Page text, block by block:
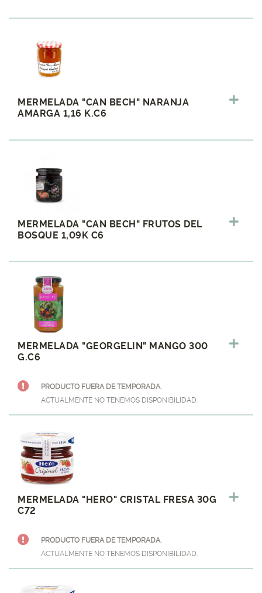
MERMELADA "CAN BECH" NARANJA
AMARGA 1,16 K.C6
MERMELADA "CAN BECH" FRUTOS DEL
BOSQUE 1,09K C6
MERMELADA "GEORGELIN" MANGO 300
G.C6
PRODUCTO FUERA DE TEMPORADA.
ACTUALMENTE NO TENEMOS DISPONIBILIDAD.
MERMELADA "HERO" CRISTAL FRESA 30G
C72
PRODUCTO FUERA DE TEMPORADA.
ACTUALMENTE NO TENEMOS DISPONIBILIDAD.